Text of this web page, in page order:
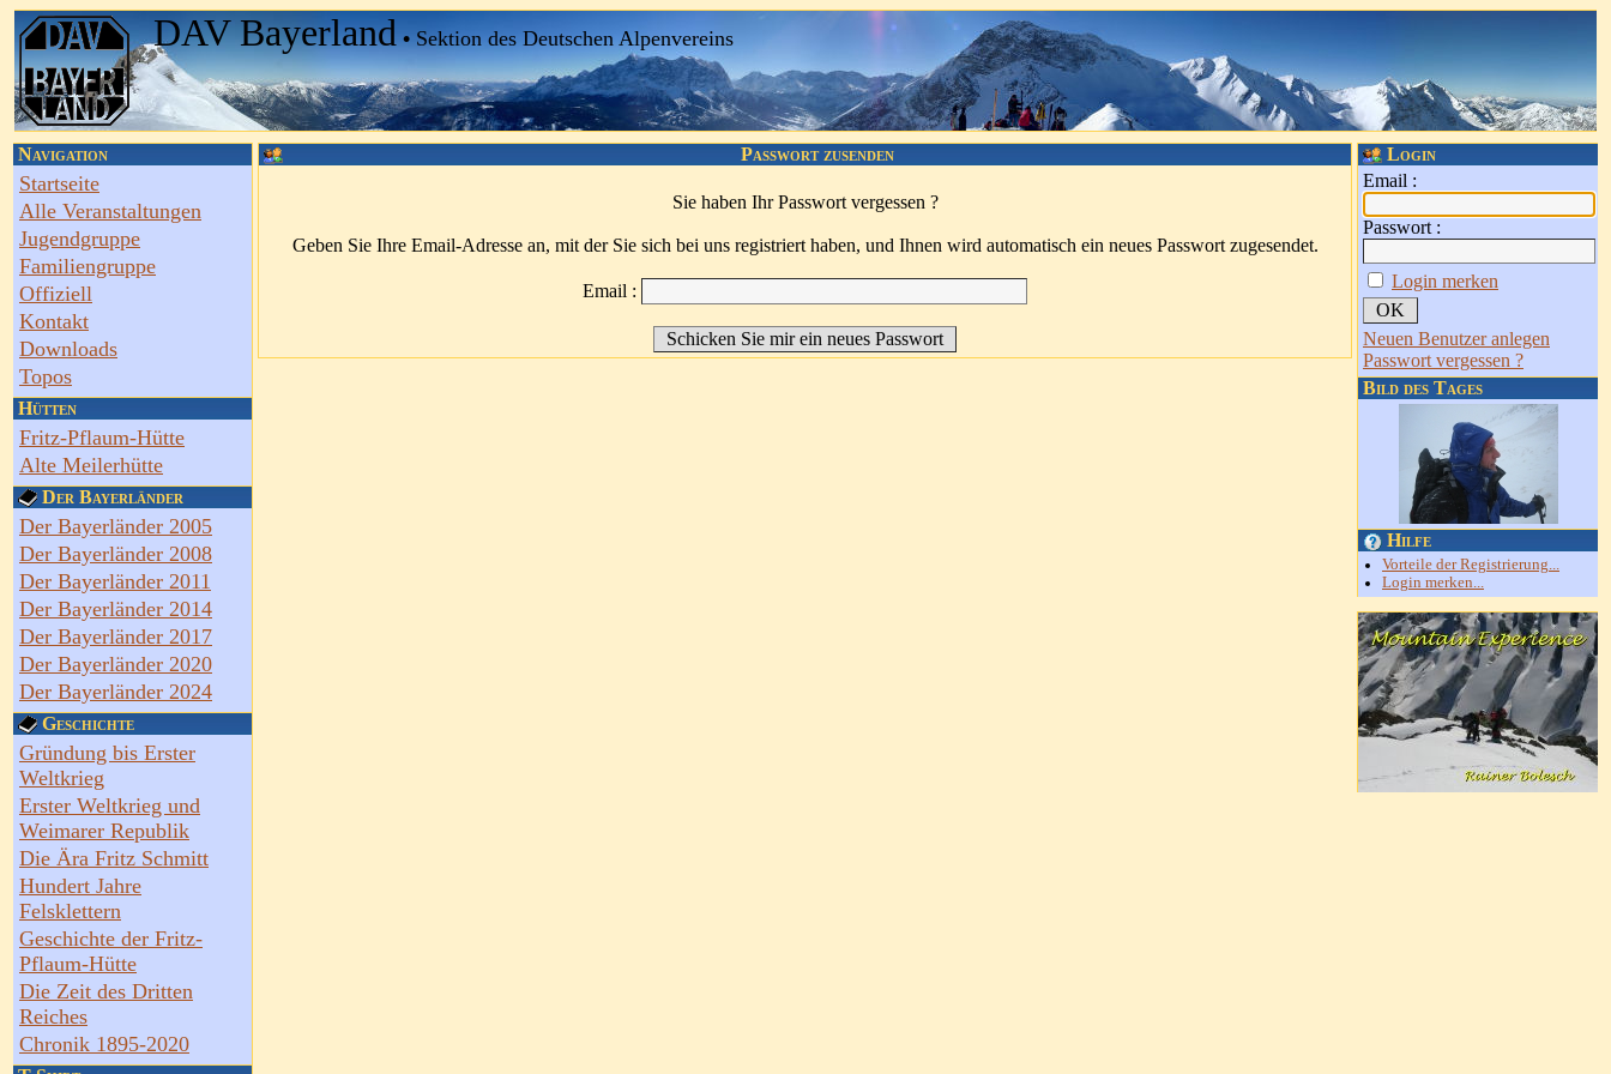
DAV Bayerland • Sektion des Deutschen Alpenvereins
Navigation
Startseite
Alle Veranstaltungen
Jugendgruppe
Familiengruppe
Offiziell
Kontakt
Downloads
Topos
Hütten
Fritz-Pflaum-Hütte
Alte Meilerhütte
Der Bayerländer
Der Bayerländer 2005
Der Bayerländer 2008
Der Bayerländer 2011
Der Bayerländer 2014
Der Bayerländer 2017
Der Bayerländer 2020
Der Bayerländer 2024
Geschichte
Gründung bis Erster
Weltkrieg
Erster Weltkrieg und
Weimarer Republik
Die Ära Fritz Schmitt
Hundert Jahre
Felsklettern
Geschichte der Fritz-
Pflaum-Hütte
Die Zeit des Dritten
Reiches
Chronik 1895-2020
Passwort zusenden
Sie haben Ihr Passwort vergessen ?
Geben Sie Ihre Email-Adresse an, mit der Sie sich bei uns registriert haben, und Ihnen wird automatisch ein neues Passwort zugesendet.
Email :
Login
Email :
Passwort :
Login merken
Neuen Benutzer anlegen
Passwort vergessen ?
Bild des Tages
Hilfe
Vorteile der Registrierung...
Login merken...